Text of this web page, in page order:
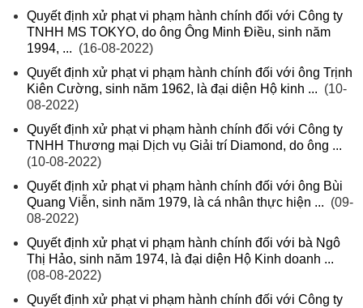
Quyết định xử phạt vi phạm hành chính đối với Công ty
TNHH MS TOKYO, do ông Ông Minh Điều, sinh năm
1994, ... (16-08-2022)
Quyết định xử phạt vi phạm hành chính đối với ông Trịnh
Kiên Cường, sinh năm 1962, là đại diện Hộ kinh ... (10-
08-2022)
Quyết định xử phạt vi phạm hành chính đối với Công ty
TNHH Thương mại Dịch vụ Giải trí Diamond, do ông ...
(10-08-2022)
Quyết định xử phạt vi phạm hành chính đối với ông Bùi
Quang Viễn, sinh năm 1979, là cá nhân thực hiện ... (09-
08-2022)
Quyết định xử phạt vi phạm hành chính đối với bà Ngô
Thị Hảo, sinh năm 1974, là đại diện Hộ Kinh doanh ...
(08-08-2022)
Quyết định xử phạt vi phạm hành chính đối với Công ty